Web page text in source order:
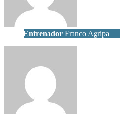
Entrenador Franco Agripa